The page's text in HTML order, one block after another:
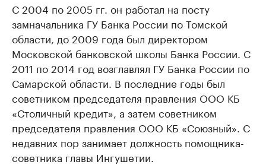
С 2004 по 2005 гг. он работал на посту
замначальника ГУ Банка России по Томской
области, до 2009 года был директором
Московской банковской школы Банка России. С
2011 по 2014 год возглавлял ГУ Банка России по
Самарской области. В последние годы был
советником председателя правления ООО КБ
«Столичный кредит», а затем советником
председателя правления ООО КБ «Союзный». С
недавних пор занимает должность помощника-
советника главы Ингушетии.